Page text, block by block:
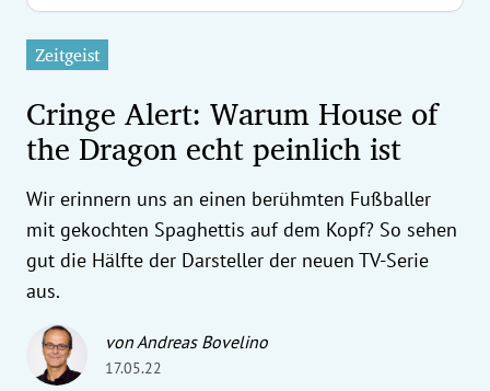
Untermenü
Untermenü
Untermenü
Untermenü
Untermenü
Zeitgeist
Cringe Alert: Warum House of
the Dragon echt peinlich ist
Wir erinnern uns an einen berühmten Fußballer
mit gekochten Spaghettis auf dem Kopf? So sehen
gut die Hälfte der Darsteller der neuen TV-Serie
aus.
von Andreas Bovelino
17.05.22